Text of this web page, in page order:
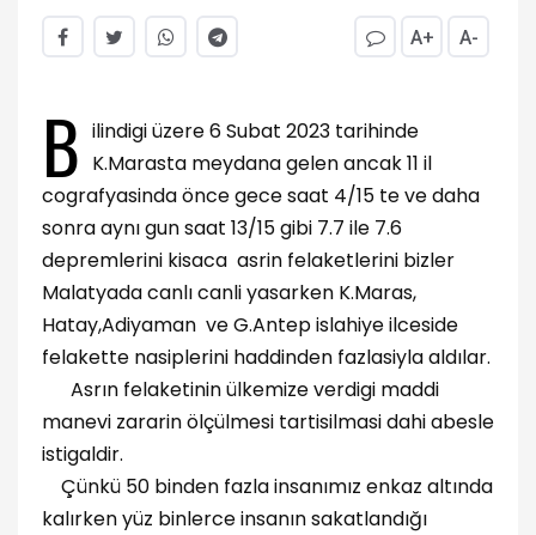
A+ A-
B ilindigi üzere 6 Subat 2023 tarihinde
K.Marasta meydana gelen ancak 11 il
cografyasinda önce gece saat 4/15 te ve daha
sonra aynı gun saat 13/15 gibi 7.7 ile 7.6
depremlerini kisaca asrin felaketlerini bizler
Malatyada canlı canli yasarken K.Maras,
Hatay,Adiyaman ve G.Antep islahiye ilceside
felakette nasiplerini haddinden fazlasiyla aldılar.
Asrın felaketinin ülkemize verdigi maddi
manevi zararin ölçülmesi tartisilmasi dahi abesle
istigaldir.
Çünkü 50 binden fazla insanımız enkaz altında
kalırken yüz binlerce insanın sakatlandığı